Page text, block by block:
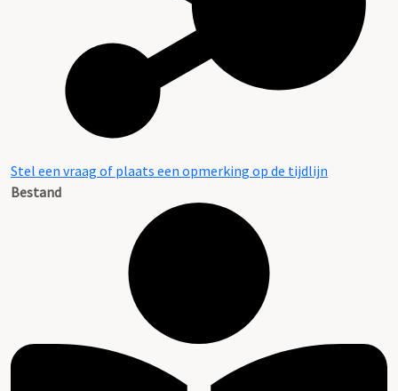
Stel een vraag of plaats een opmerking op de tijdlijn
Bestand